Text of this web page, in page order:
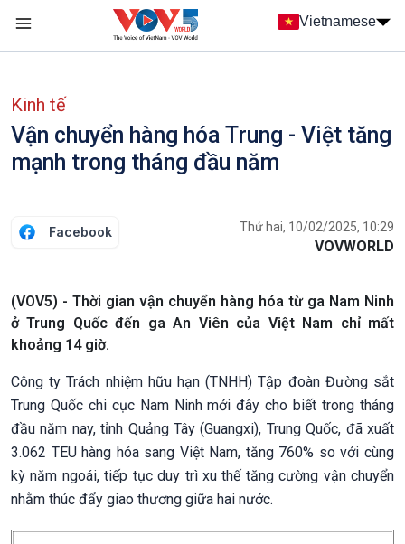
Nhảy đến nội dung
Vietnamese
Kinh tế
Vận chuyển hàng hóa Trung - Việt tăng
mạnh trong tháng đầu năm
Facebook Thứ hai, 10/02/2025, 10:29
VOVWORLD
(VOV5) - Thời gian vận chuyển hàng hóa từ ga Nam Ninh
ở Trung Quốc đến ga An Viên của Việt Nam chỉ mất
khoảng 14 giờ.
Công ty Trách nhiệm hữu hạn (TNHH) Tập đoàn Đường sắt
Trung Quốc chi cục Nam Ninh mới đây cho biết trong tháng
đầu năm nay, tỉnh Quảng Tây (Guangxi), Trung Quốc, đã xuất
3.062 TEU hàng hóa sang Việt Nam, tăng 760% so với cùng
kỳ năm ngoái, tiếp tục duy trì xu thế tăng cường vận chuyển
nhằm thúc đẩy giao thương giữa hai nước.